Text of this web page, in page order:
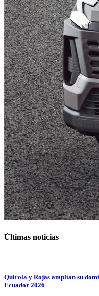
Últimas noticias
Quirola y Rojas amplían su
Ecuador 2026